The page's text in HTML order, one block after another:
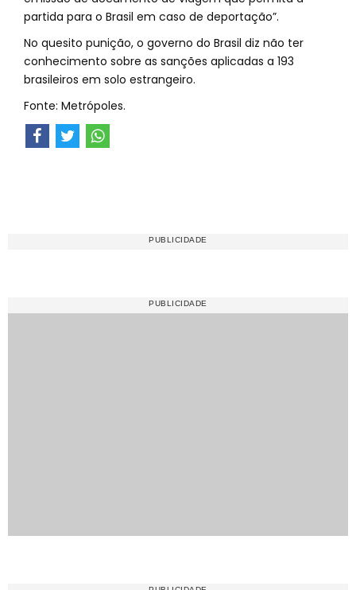
partida para o Brasil em caso de deportação”.
No quesito punição, o governo do Brasil diz não ter
conhecimento sobre as sanções aplicadas a 193
brasileiros em solo estrangeiro.
Fonte: Metrópoles.